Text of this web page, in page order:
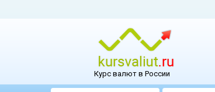
Курс валют в России